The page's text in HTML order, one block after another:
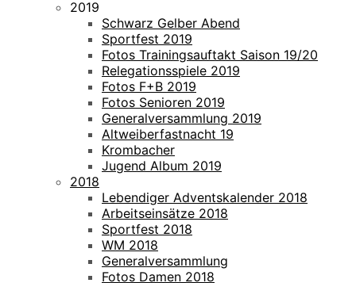
2019
Schwarz Gelber Abend
Sportfest 2019
Fotos Trainingsauftakt Saison 19/20
Relegationsspiele 2019
Fotos F+B 2019
Fotos Senioren 2019
Generalversammlung 2019
Altweiberfastnacht 19
Krombacher
Jugend Album 2019
2018
Lebendiger Adventskalender 2018
Arbeitseinsätze 2018
Sportfest 2018
WM 2018
Generalversammlung
Fotos Damen 2018